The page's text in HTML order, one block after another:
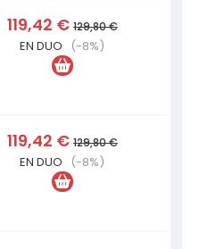
119,42 € 129,80 €
EN DUO (-8%)
119,42 € 129,80 €
EN DUO (-8%)